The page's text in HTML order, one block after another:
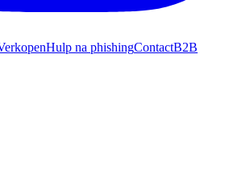
Hulp na phishingContactB2B